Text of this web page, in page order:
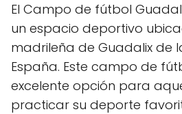
El Campo de fútbol
un espacio deportivo
madrileña de Guadalix de
España. Este campo de
excelente opción para
practicar su deporte